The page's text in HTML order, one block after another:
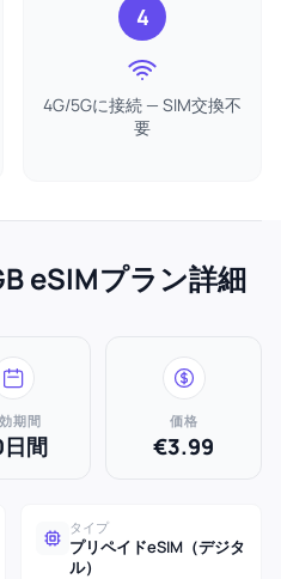
4
4G/5Gに接続 — SIM交換不
要
eSIMプラン詳細
期間
間
価格
€3.99
タイプ
プリペイドeSIM（デジタ
ル）